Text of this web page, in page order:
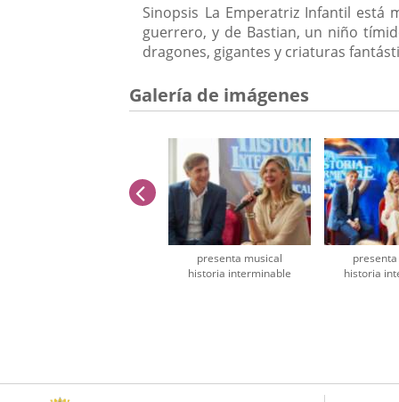
Sinopsis La Emperatriz Infantil está
guerrero, y de Bastian, un niño
dragones, gigantes y criaturas
Galería de imágenes
presenta musical
historia interminable
historia
anterior